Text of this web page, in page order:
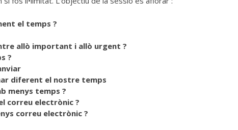
el temps ?
allò important i allò urgent ?
?
diferent el nostre temps
menys temps ?
correu electrònic ?
correu electrònic ?